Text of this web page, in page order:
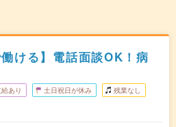
ける】電話面談OK！病
あり 土日祝日が休み 残業なし